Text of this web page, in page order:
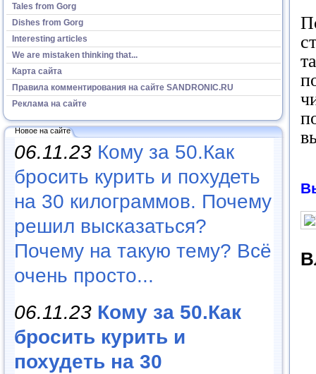
Tales from Gorg
Dishes from Gorg
Interesting articles
We are mistaken thinking that...
Карта сайта
Правила комментирования на сайте SANDRONIC.RU
Реклама на сайте
Новое на сайте
06.11.23 Кому за 50.Как
бросить курить и похудеть
на 30 килограммов. Почему
решил высказаться?
Почему на такую тему? Всё
очень просто...
06.11.23 Кому за 50.Как
бросить курить и
похудеть на 30